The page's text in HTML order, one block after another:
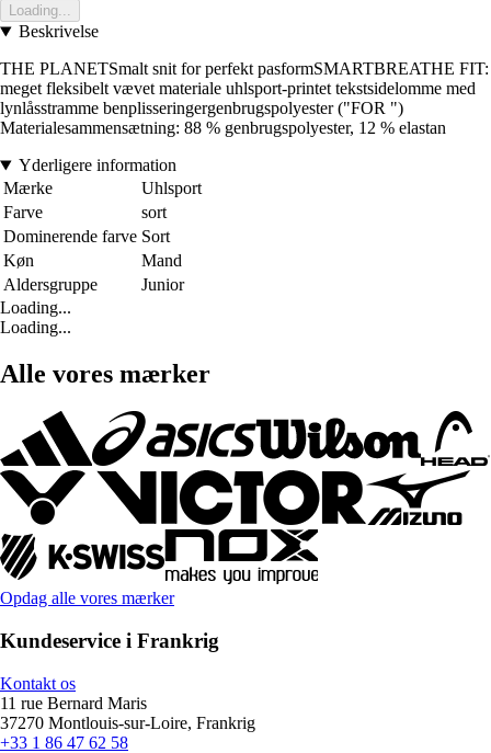
Loading...
Beskrivelse
THE PLANETSmalt snit for perfekt pasformSMARTBREATHE FIT:
meget fleksibelt vævet materiale uhlsport-printet tekstsidelomme med
lynlåsstramme benplisseringergenbrugspolyester ("FOR ")
Materialesammensætning: 88 % genbrugspolyester, 12 % elastan
Yderligere information
Mærke
Uhlsport
Farve
sort
Dominerende farve Sort
Køn
Mand
Aldersgruppe
Junior
Loading...
Loading...
Alle vores mærker
Opdag alle vores mærker
Kundeservice i Frankrig
Kontakt os
11 rue Bernard Maris
37270 Montlouis-sur-Loire, Frankrig
+33 1 86 47 62 58